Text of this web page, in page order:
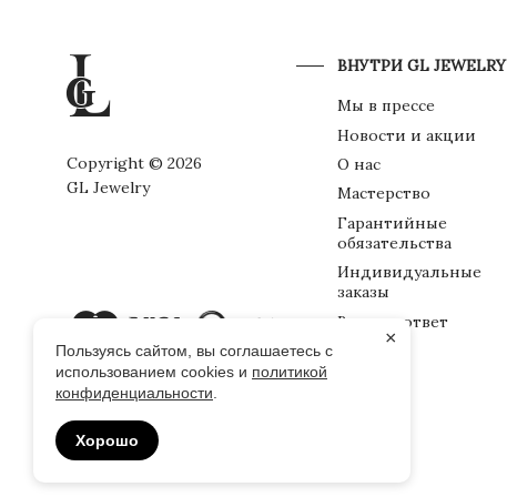
Пользуясь сайтом, вы соглашаетесь с
использованием cookies и политикой
конфиденциальности
Хорошо
×
Copyright © 2026
GL Jewelry
ВНУТРИ GL JEWELRY
Мы в прессе
Новости и акции
О нас
Мастерство
Гарантийные
обязательства
Индивидуальные
заказы
Вопрос-ответ